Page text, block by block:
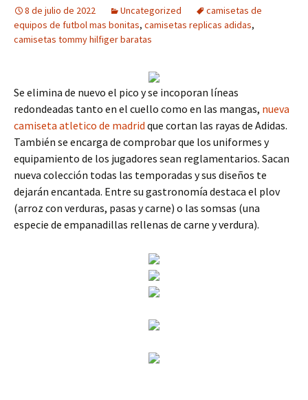
8 de julio de 2022 Uncategorized
camisetas de
equipos de futbol mas bonitas, camisetas replicas adidas,
camisetas tommy hilfiger baratas
Se elimina de nuevo el pico y se incoporan líneas
redondeadas tanto en el cuello como en las mangas, nueva
camiseta atletico de madrid que cortan las rayas de Adidas.
También se encarga de comprobar que los uniformes y
equipamiento de los jugadores sean reglamentarios. Sacan
nueva colección todas las temporadas y sus diseños te
dejarán encantada. Entre su gastronomía destaca el plov
(arroz con verduras, pasas y carne) o las somsas (una
especie de empanadillas rellenas de carne y verdura).